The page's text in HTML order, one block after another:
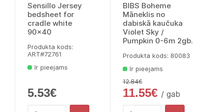
Sensillo Jersey
bedsheet for
cradle white
90x40
Produkta kods:
ART#72761
Ir pieejams
5.53€
BIBS Boheme
Māneklis no
dabiskā kaučuka
Violet Sky /
Pumpkin 0-6m 2gb.
Produkta kods: 80083
Ir pieejams
12.84€
11.55€ / gab